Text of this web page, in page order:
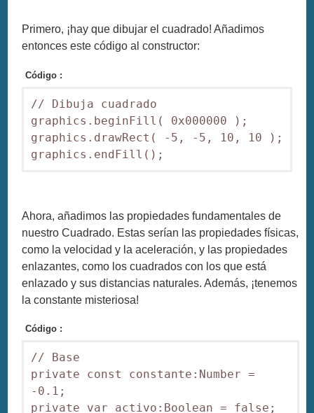
Primero, ¡hay que dibujar el cuadrado! Añadimos
entonces este código al constructor:
Código :
// Dibuja cuadrado
graphics.beginFill( 0x000000 );
graphics.drawRect( -5, -5, 10, 10 );
Ahora, añadimos las propiedades fundamentales de
nuestro Cuadrado. Estas serían las propiedades físicas,
como la velocidad y la aceleración, y las propiedades
enlazantes, como los cuadrados con los que está
enlazado y sus distancias naturales. Además, ¡tenemos
la constante misteriosa!
Código :
// Base
private const constante:Number =
-0.1;
private var activo:Boolean = false;